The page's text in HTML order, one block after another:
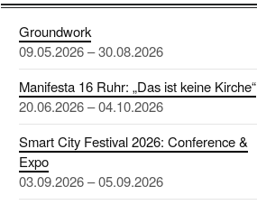
Groundwork
09.05.2026 – 30.08.2026
Manifesta 16 Ruhr: „Das ist keine Kirche“
20.06.2026 – 04.10.2026
Smart City Festival 2026: Conference &
Expo
03.09.2026 – 05.09.2026